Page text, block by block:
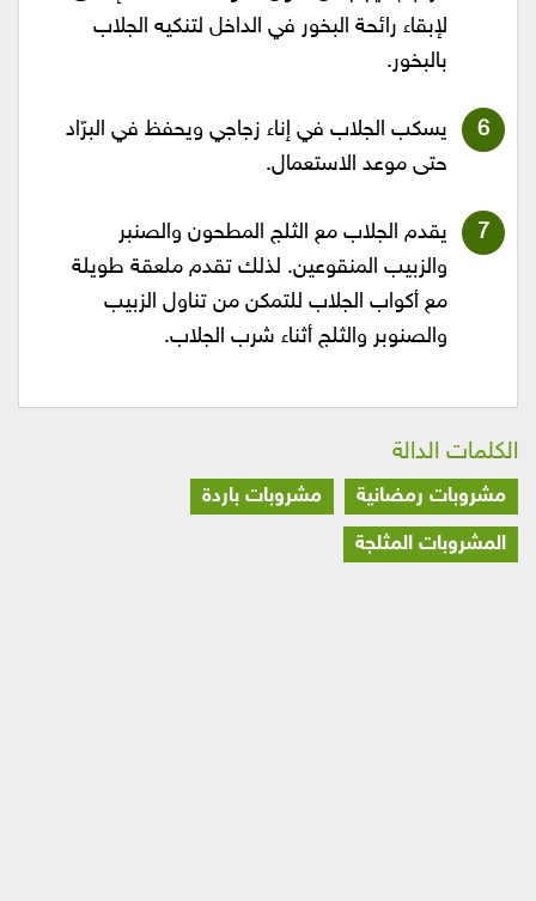
لإبقاء رائحة البخور في الداخل لتنكيه الجلاب
بالبخور.
يسكب الجلاب في إناء زجاجي ويحفظ في البرّاد
حتى موعد الاستعمال.
يقدم الجلاب مع الثلج المطحون والصنبر
والزبيب المنقوعين. لذلك تقدم ملعقة طويلة
مع أكواب الجلاب للتمكن من تناول الزبيب
والصنوبر والثلج أثناء شرب الجلاب.
الكلمات الدالة
مشروبات رمضانية
مشروبات باردة
المشروبات المثلجة